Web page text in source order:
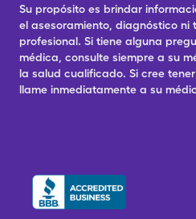
Su propósito es brindar
el asesoramiento, diagnóstico ni
profesional. Si tiene alguna
médica, consulte siempre a su
la salud cualificado. Si cree
llame inmediatamente a su